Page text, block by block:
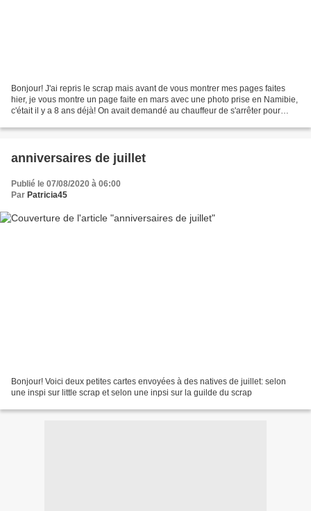
Bonjour! J'ai repris le scrap mais avant de vous montrer mes pages faites
hier, je vous montre un page faite en mars avec une photo prise en Namibie,
c'était il y a 8 ans déjà! On avait demandé au chauffeur de s'arrêter pour
anniversaires de juillet
Publié le 07/08/2020 à 06:00
Par Patricia45
Bonjour! Voici deux petites cartes envoyées à des natives de juillet: selon
une inspi sur little scrap et selon une inpsi sur la guilde du scrap